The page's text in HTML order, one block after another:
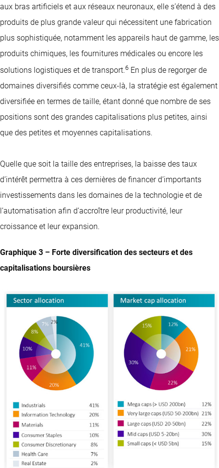
aux bras artificiels et aux réseaux neuronaux, elle s’étend à des
produits de plus grande valeur qui nécessitent une fabrication
plus sophistiquée, notamment les appareils haut de gamme, les
produits chimiques, les fournitures médicales ou encore les
solutions logistiques et de transport.6 En plus de regorger de
domaines diversifiés comme ceux-là, la stratégie est également
diversifiée en termes de taille, étant donné que nombre de ses
positions sont des grandes capitalisations plus petites, ainsi
que des petites et moyennes capitalisations.
Quelle que soit la taille des entreprises, la baisse des taux
d’intérêt permettra à ces dernières de financer d’importants
investissements dans les domaines de la technologie et de
l’automatisation afin d’accroître leur productivité, leur
croissance et leur expansion.
Graphique 3 – Forte diversification des secteurs et des
capitalisations boursières